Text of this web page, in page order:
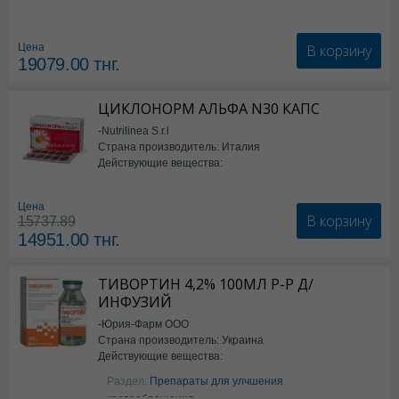
Цена
19079.00тнг.
В корзину
ЦИКЛОНОРМ АЛЬФА N30 КАПС
-Nutrilinea S.r.l
Страна производитель: Италия
Действующие вещества:
Цена
15737.89
14951.00тнг.
В корзину
ТИВОРТИН 4,2% 100МЛ Р-Р Д/
ИНФУЗИЙ
-Юрия-Фарм ООО
Страна производитель: Украина
Действующие вещества:
Аргинин
Раздел: Препараты для улчшения